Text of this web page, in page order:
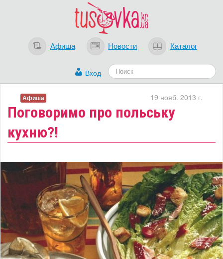
Афиша Новости Каталог
Вход
Поговоримо про польську
кухню?!
19 нояб. 2013 г.
Афиша